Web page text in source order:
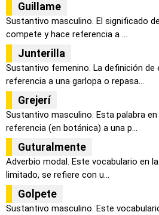
Guillame
Sustantivo masculino. El significado
compete y hace referencia a ...
Junterilla
Sustantivo femenino. La definición de
referencia a una garlopa o repasa...
Grejerí
Sustantivo masculino. Esta palabra
referencia (en botánica) a una p...
Guturalmente
Adverbio modal. Este vocabulario en
limitado, se refiere con u...
Golpete
Sustantivo masculino. Este